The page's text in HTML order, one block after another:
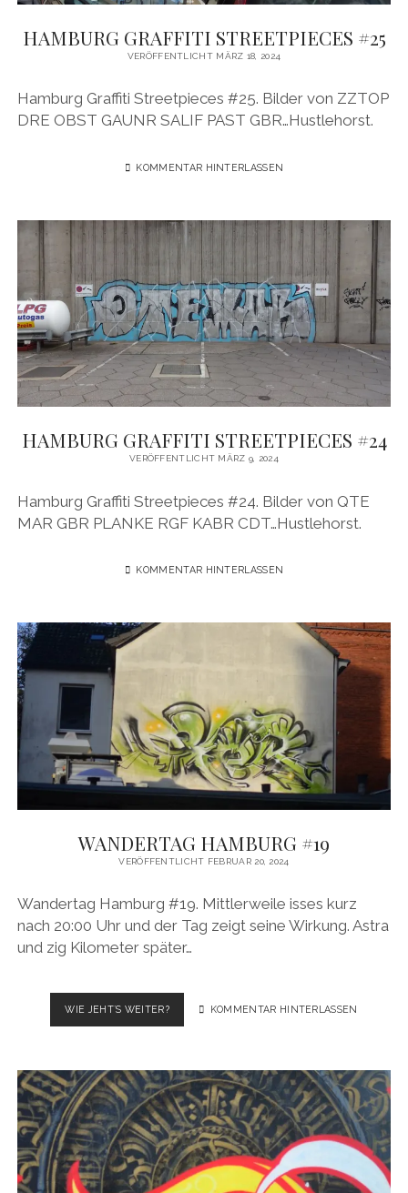
HAMBURG GRAFFITI STREETPIECES #25
VERÖFFENTLICHT MÄRZ 18, 2024
Hamburg Graffiti Streetpieces #25. Bilder von ZZTOP
DRE OBST GAUNR SALIF PAST GBR…Hustlehorst.
KOMMENTAR HINTERLASSEN
HAMBURG GRAFFITI STREETPIECES #24
VERÖFFENTLICHT MÄRZ 9, 2024
Hamburg Graffiti Streetpieces #24. Bilder von QTE
MAR GBR PLANKE RGF KABR CDT…Hustlehorst.
KOMMENTAR HINTERLASSEN
WANDERTAG HAMBURG #19
VERÖFFENTLICHT FEBRUAR 20, 2024
Wandertag Hamburg #19. Mittlerweile isses kurz
nach 20:00 Uhr und der Tag zeigt seine Wirkung. Astra
und zig Kilometer später…
WIE JEHT´S WEITER?WANDERTAG
HAMBURG
KOMMENTAR HINTERLASSEN